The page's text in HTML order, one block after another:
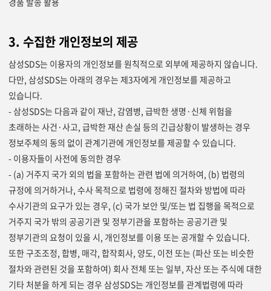
3. 수집한 개인정보의 제공
삼성SDS는 이용자의 개인정보를 원칙적으로 외부에 제공하지 않습니다.
다만, 삼성SDS는 아래의 경우는 제3자에게 개인정보를 제공하고
있습니다.
- 삼성SDS는 다음과 같이 재난, 감염병, 급박한 생명·신체 위험을
초래하는 사건·사고, 급박한 재산 손실 등의 긴급상황이 발생하는 경우
정보주체의 동의 없이 관계기관에 개인정보를 제공할 수 있습니다.
- 이용자들이 사전에 동의한 경우
- (a) 거주지 국가 외의 법을 포함하는 관련 법에 의거하여, (b) 법령의
규정에 의거하거나, 수사 목적으로 법령에 정해진 절차와 방법에 따라
수사기관의 요구가 있는 경우, (c) 국가 보안 및/또는 법 집행을 목적으로
거주지 국가 밖의 공공기관 및 정부기관을 포함하는 공공기관 및
정부기관의 요청이 있을 시, 개인정보를 이용 또는 공개할 수 있습니다.
또한 구조조정, 합병, 매각, 합작회사, 양도, 이전 또는 (파산 또는 비슷한
절차와 관련된 것을 포함하여) 회사 전체 또는 일부, 자산 또는 주식에 대한
기타 처분을 하게 되는 경우 삼성SDS는 개인정보를 관계법령에 따라